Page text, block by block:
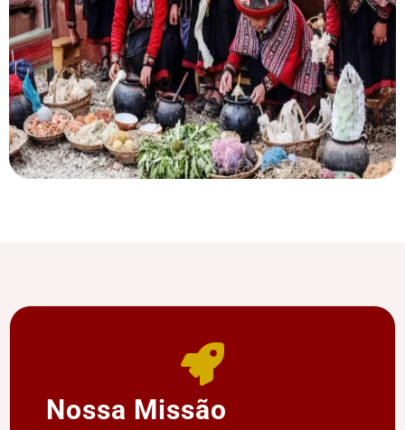
Nossa Missão